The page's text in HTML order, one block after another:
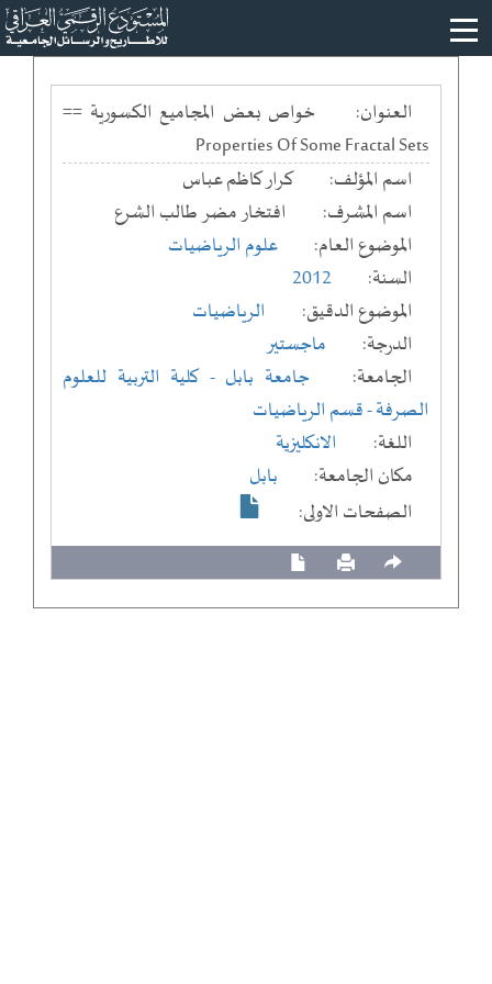
العنوان:
خواص بعض المجاميع الكسورية ==
Properties Of Some Fractal Sets
اسم المؤلف:
كرار كاظم عباس
اسم المشرف:
افتخار مضر طالب الشرع
الموضوع العام:
علوم الرياضيات
السنة:
2012
الموضوع الدقيق:
الرياضيات
الدرجة:
ماجستير
الجامعة:
جامعة بابل - كلية التربية للعلوم
الصرفة- قسم الرياضيات
اللغة:
الانكليزية
مكان الجامعة:
بابل
الصفحات الاولى: